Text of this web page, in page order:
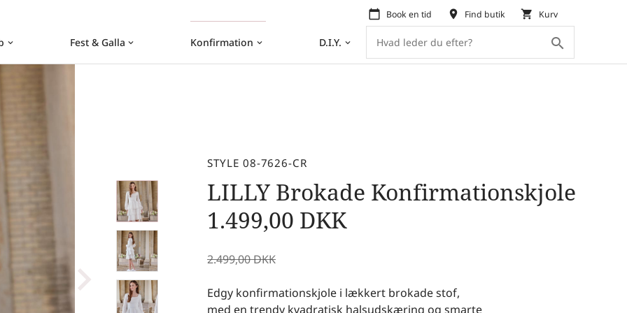
keyboard_arrow_down Fest & Galla keyboard_arrow_down Konfirmation keyboard_arrow_down D.I.Y. keyboard_arrow_down search
calendar_today Book en tid place Find butik shopping_cart Kurv
STYLE 08-7626-CR
LILLY Brokade Konfirmationskjole
1.499,00 DKK
2.499,00DKK
Edgy konfirmationskjole i lækkert brokade stof,
med en trendy kvadratisk halsudskæring og smarte